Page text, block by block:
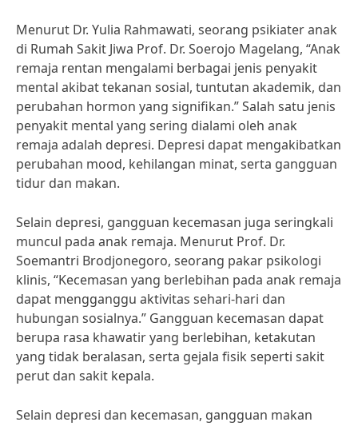
Menurut Dr. Yulia Rahmawati, seorang psikiater anak
di Rumah Sakit Jiwa Prof. Dr. Soerojo Magelang, “Anak
remaja rentan mengalami berbagai jenis penyakit
mental akibat tekanan sosial, tuntutan akademik, dan
perubahan hormon yang signifikan.” Salah satu jenis
penyakit mental yang sering dialami oleh anak
remaja adalah depresi. Depresi dapat mengakibatkan
perubahan mood, kehilangan minat, serta gangguan
tidur dan makan.
Selain depresi, gangguan kecemasan juga seringkali
muncul pada anak remaja. Menurut Prof. Dr.
Soemantri Brodjonegoro, seorang pakar psikologi
klinis, “Kecemasan yang berlebihan pada anak remaja
dapat mengganggu aktivitas sehari-hari dan
hubungan sosialnya.” Gangguan kecemasan dapat
berupa rasa khawatir yang berlebihan, ketakutan
yang tidak beralasan, serta gejala fisik seperti sakit
perut dan sakit kepala.
Selain depresi dan kecemasan, gangguan makan